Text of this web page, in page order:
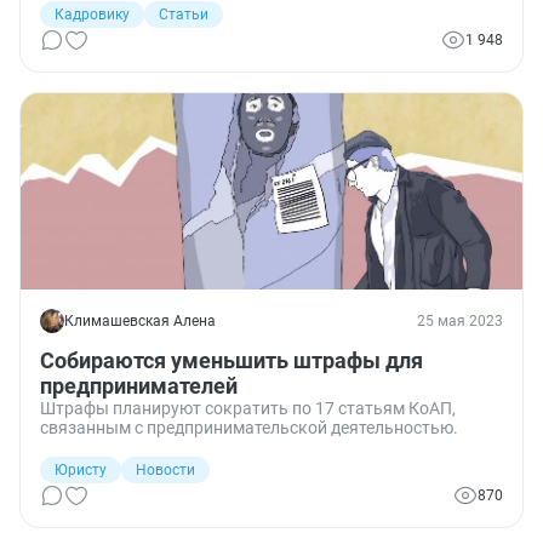
работодателю допуск до работы сотрудников без
заключения трудового договора.
Кадровику
Статьи
1 948
Климашевская Алена 25 мая 2023
Собираются уменьшить штрафы для
предпринимателей
Штрафы планируют сократить по 17 статьям КоАП,
связанным с предпринимательской деятельностью.
Юристу
Новости
870